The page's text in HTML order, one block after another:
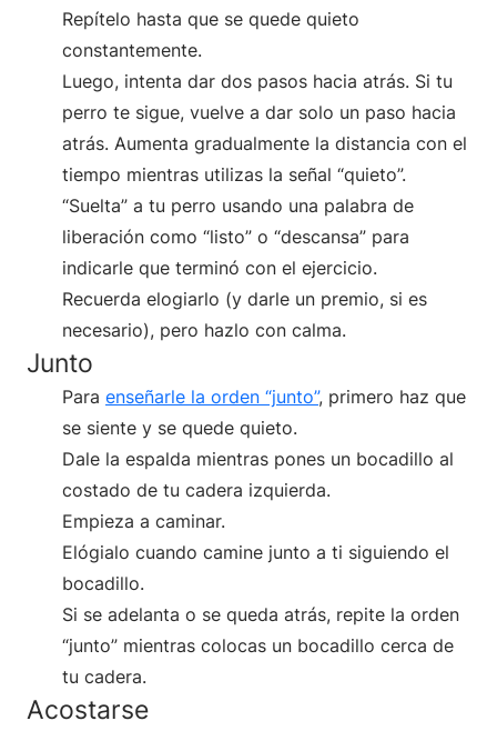
Repítelo hasta que se quede quieto
constantemente.
Luego, intenta dar dos pasos hacia atrás. Si tu
perro te sigue, vuelve a dar solo un paso hacia
atrás. Aumenta gradualmente la distancia con el
tiempo mientras utilizas la señal “quieto”.
“Suelta” a tu perro usando una palabra de
liberación como “listo” o “descansa” para
indicarle que terminó con el ejercicio.
Recuerda elogiarlo (y darle un premio, si es
necesario), pero hazlo con calma.
Junto
Para enseñarle la orden “junto”, primero haz que
se siente y se quede quieto.
Dale la espalda mientras pones un bocadillo al
costado de tu cadera izquierda.
Empieza a caminar.
Elógialo cuando camine junto a ti siguiendo el
bocadillo.
Si se adelanta o se queda atrás, repite la orden
“junto” mientras colocas un bocadillo cerca de
tu cadera.
Acostarse